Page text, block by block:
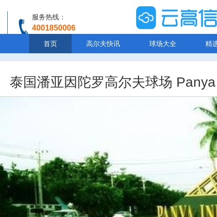
服务热线：
4001850006
首页 高尔夫快讯 球场大全 精
泰国潘亚因陀罗高尔夫球场